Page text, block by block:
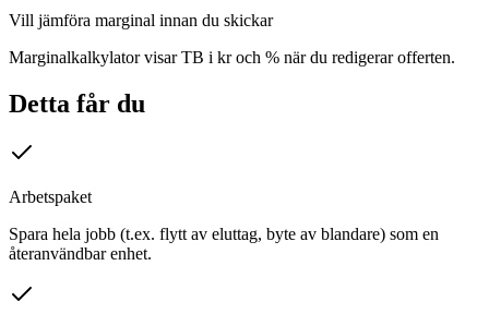
Vill jämföra marginal innan du skickar
Marginalkalkylator visar TB i kr och % när du redigerar offerten.
Detta får du
Arbetspaket
Spara hela jobb (t.ex. flytt av eluttag, byte av blandare) som en
återanvändbar enhet.